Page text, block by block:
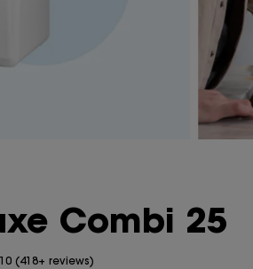
Combi 25
(418+ reviews)